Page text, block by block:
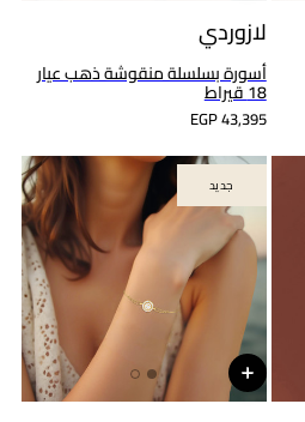
لازوردي
أسورة بسلسلة منقوشة ذهب عيار
18 قيراط
EGP 43,395
جديد
جديد